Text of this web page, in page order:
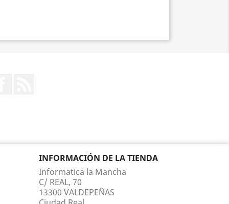
INFORMACIÓN DE LA TIENDA
Informatica la Mancha
C/ REAL, 70
13300 VALDEPEÑAS